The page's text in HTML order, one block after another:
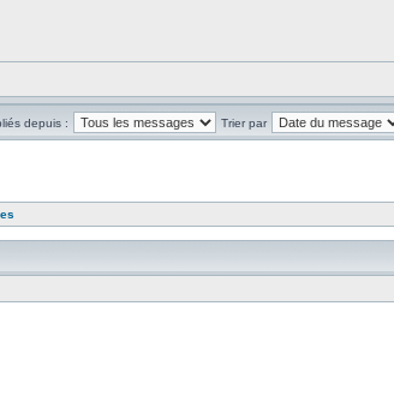
depuis : Trier par